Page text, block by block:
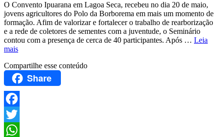
O Convento Ipuarana em Lagoa Seca, recebeu no dia 20 de maio,
jovens agricultores do Polo da Borborema em mais um momento de
formação. Afim de valorizar e fortalecer o trabalho de rearborização
e a rede de coletores de sementes com a juventude, o Seminário
contou com a presença de cerca de 40 participantes. Após … Leia
mais
Compartilhe esse conteúdo
Share
Facebook
Twitter